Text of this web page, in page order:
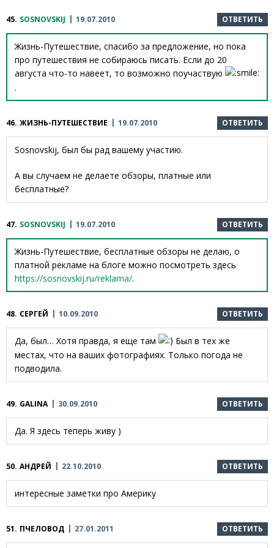
45. SOSNOVSKIJ 19.07.2010 ОТВЕТИТЬ
Жизнь-Путешествие, спасибо за предложение, но пока
про путешествия не собираюсь писать. Если до 20
августа что-то навеет, то возможно поучаствую
.
46. ЖИЗНЬ-ПУТЕШЕСТВИЕ 19.07.2010 ОТВЕТИТЬ
Sosnovskij, был бы рад вашему участию.
А вы случаем не делаете обзоры, платные или
бесплатные?
47. SOSNOVSKIJ 19.07.2010 ОТВЕТИТЬ
Жизнь-Путешествие, бесплатные обзоры не делаю, о
платной рекламе на блоге можно посмотреть здесь
https://sosnovskij.ru/reklama/.
48. СЕРГЕЙ 10.09.2010 ОТВЕТИТЬ
Да, был… Хотя правда, я еще там
Был в тех же
местах, что на ваших фотографиях. Только погода не
подводила.
49. GALINA 30.09.2010 ОТВЕТИТЬ
Да. Я здесь теперь живу )
50. АНДРЕЙ 22.10.2010 ОТВЕТИТЬ
интересные заметки про Америку
51. ПЧЕЛОВОД 27.01.2011 ОТВЕТИТЬ